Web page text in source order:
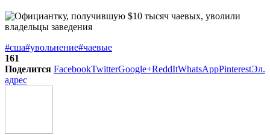
#сша#увольнение#чаевые
161
Поделится FacebookTwitterGoogle+ReddItWhatsAppPinterestЭл.
адрес